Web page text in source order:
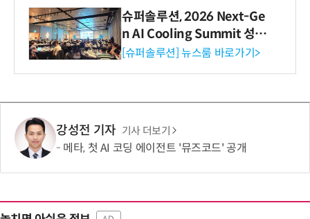
슈퍼솔루션, 2026 Next-Ge
n AI Cooling Summit 성황
리 성료
[슈퍼솔루션] 뉴스룸 바로가기>
강성전 기자 기사 더보기
메타, 첫 AI 코딩 에이전트 '뮤즈코드' 공개